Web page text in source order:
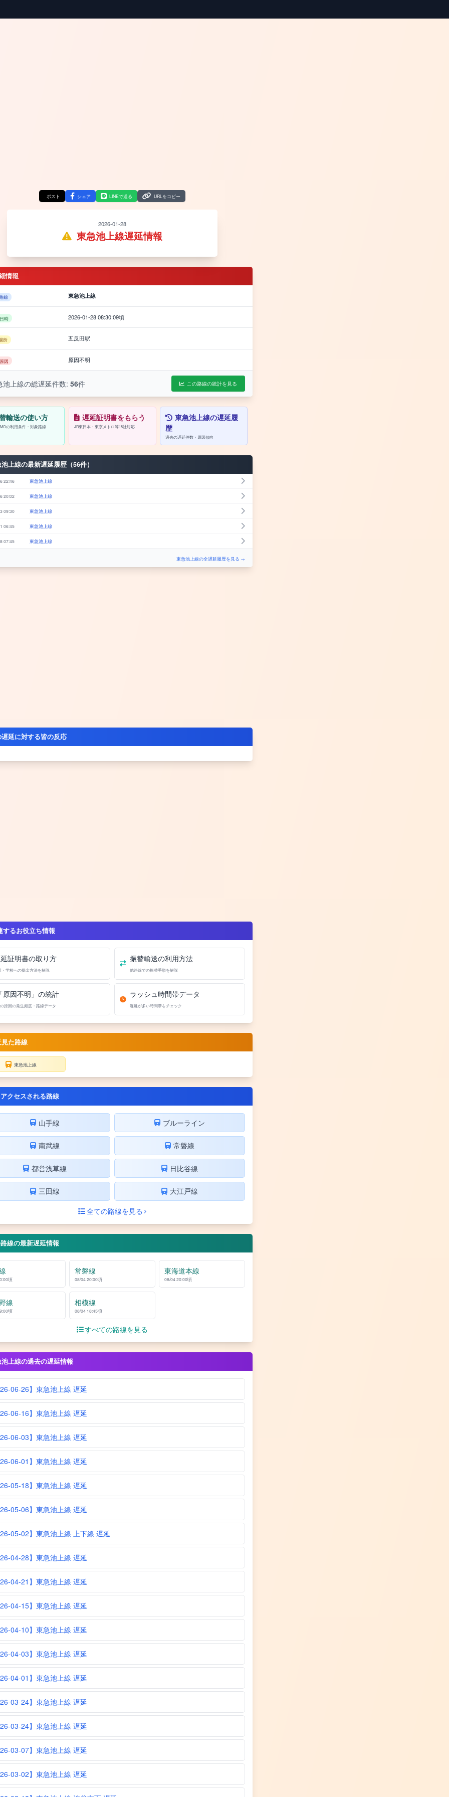
ポスト シェア LINEで送る URLをコピー
2026-01-28
東急池上線遅延情報
情報
線 東急池上線
時 2026-01-28 08:30:09頃
所 五反田駅
因 原因不明
池上線の総遅延件数: 56件 この路線の統計を見る
輸送の使い方
の利用条件・対象路線
遅延証明書をもらう
JR東日本・東京メトロ等18社対応
東急池上線の遅延履
歴
過去の遅延件数・原因傾向
上線の最新遅延履歴（56件）
22:46 東急池上線
20:02 東急池上線
09:30 東急池上線
06:45 東急池上線
07:45 東急池上線
東急池上線の全遅延履歴を見る →
延に対する皆の反応
するお役立ち情報
証明書の取り方
・学校への提出方法を解説
振替輸送の利用方法
他路線での振替手順を解説
原因不明」の統計
原因の発生頻度・路線データ
ラッシュ時間帯データ
遅延が多い時間帯をチェック
た路線
東急池上線
クセスされる路線
山手線 ブルーライン
南武線 常磐線
都営浅草線 日比谷線
三田線
大江戸線
全ての路線を見る
線の最新遅延情報
頃
常磐線
08/04 20:00頃
東海道本線
08/04 20:00頃
線
頃
相模線
08/04 18:45頃
すべての路線を見る
上線の過去の遅延情報
06-26】東急池上線 遅延
06-16】東急池上線 遅延
06-03】東急池上線 遅延
06-01】東急池上線 遅延
05-18】東急池上線 遅延
05-06】東急池上線 遅延
05-02】東急池上線 上下線 遅延
04-28】東急池上線 遅延
04-21】東急池上線 遅延
04-15】東急池上線 遅延
04-10】東急池上線 遅延
04-03】東急池上線 遅延
04-01】東急池上線 遅延
03-24】東急池上線 遅延
03-24】東急池上線 遅延
03-07】東急池上線 遅延
03-02】東急池上線 遅延